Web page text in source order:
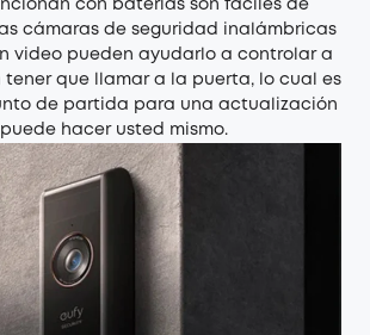
con baterías son fáciles de
cámaras de seguridad inalámbricas
video pueden ayudarlo a controlar a
tener que llamar a la puerta, lo cual es
de partida para una actualización
hacer usted mismo.